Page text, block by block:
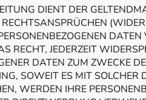
DIENT DER
RECHTSANSPRÜCHEN
RECHT, JEDERZEIT
DATEN ZUM ZWECKE
SOWEIT ES MIT
WERDEN IHRE